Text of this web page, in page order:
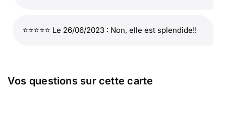
⭐⭐⭐⭐⭐ Le 26/06/2023 : Non, elle est splendide!!
Vos questions sur cette carte